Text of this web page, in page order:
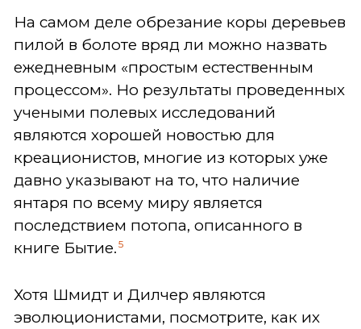
На самом деле обрезание коры деревьев
пилой в болоте вряд ли можно назвать
ежедневным «простым естественным
процессом». Но результаты проведенных
учеными полевых исследований
являются хорошей новостью для
креационистов, многие из которых уже
давно указывают на то, что наличие
янтаря по всему миру является
последствием потопа, описанного в
книге Бытие. 5
Хотя Шмидт и Дилчер являются
эволюционистами, посмотрите, как их